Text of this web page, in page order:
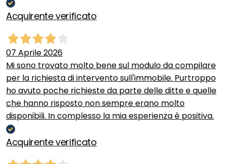
Acquirente verificato
07 Aprile 2026
Mi sono trovato molto bene sul modulo da compilare
per la richiesta di intervento sull'immobile. Purtroppo
ho avuto poche richieste da parte delle ditte e quelle
che hanno risposto non sempre erano molto
disponibili. In complesso la mia esperienza è positiva.
Acquirente verificato